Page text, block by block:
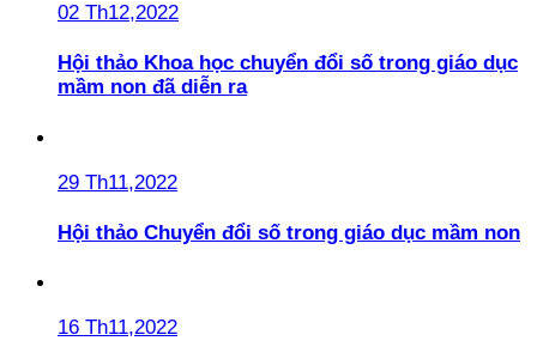
02 Th12,2022
Hội thảo Khoa học chuyển đổi số trong giáo dục
mầm non đã diễn ra
29 Th11,2022
Hội thảo Chuyển đổi số trong giáo dục mầm non
16 Th11,2022